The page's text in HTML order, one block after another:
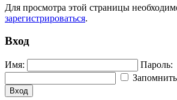
Для просмотра этой страницы
зарегистрироваться.
Вход
Имя:
Пароль:
Вход